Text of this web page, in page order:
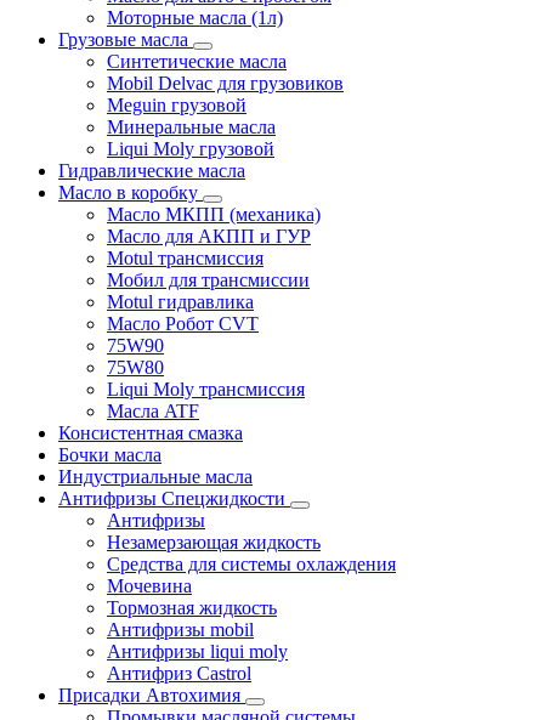
Моторные масла (1л)
Грузовые масла
Синтетические масла
Mobil Delvac для грузовиков
Meguin грузовой
Минеральные масла
Liqui Moly грузовой
Гидравлические масла
Масло в коробку
Масло МКПП (механика)
Масло для АКПП и ГУР
Motul трансмиссия
Мобил для трансмиссии
Motul гидравлика
Масло Робот CVT
75W90
75W80
Liqui Moly трансмиссия
Масла ATF
Консистентная смазка
Бочки масла
Индустриальные масла
Антифризы Спецжидкости
Антифризы
Незамерзающая жидкость
Средства для системы охлаждения
Мочевина
Тормозная жидкость
Антифризы mobil
Антифризы liqui moly
Антифриз Castrol
Присадки Автохимия